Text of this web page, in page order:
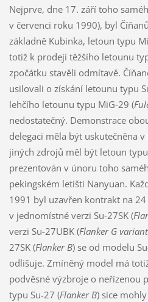
Nejprve, dne 17. září toho
v červenci roku 1990), byl
základně Kubinka, letoun typu
totiž k prodeji těžšího letounu
zpočátku stavěli odmítavě.
usilovali o získání letounu typu
lehčího letounu typu MiG-29 (
nedostatečný. Demonstrace
delegaci měla být uskutečněna
jiných zdrojů měl být letoun
prezentován v únoru toho
pekingském letišti Nanyuan.
1991 byl uzavřen kontrakt na
v jednomístné verzi Su-27SK (
verzi Su-27UBK (Flanker G
27SK (Flanker B) se od modelu
odlišuje. Zmíněný model má
podvěsné výzbroje o neřízenou
typu Su-27 (Flanker B) sice